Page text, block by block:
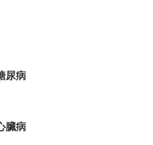
尿病
臟病